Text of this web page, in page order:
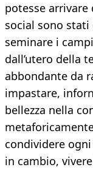
potesse
social sono
seminare i
dall’utero della
abbondante da
impastare,
bellezza nella
condividere
in cambio,